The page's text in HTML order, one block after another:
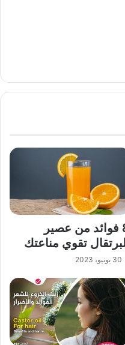
8 فوائد من عصير
البرتقال تقوي مناعتك
30 يونيو، 2023